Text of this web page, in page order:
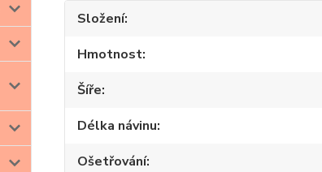
Složení
Hmotnost
Šíře
Délka návinu
Ošetřování